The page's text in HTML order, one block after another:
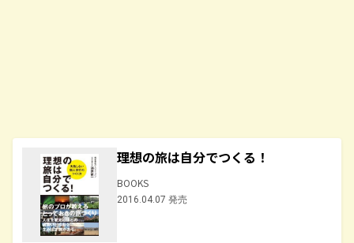
理想の旅は自分でつくる！
BOOKS
2016.04.07 発売